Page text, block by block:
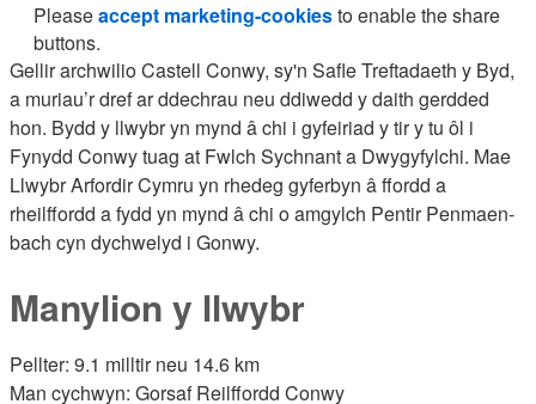
Pleaseaccept marketing-cookiesto enable the share
buttons.
Gellir archwilio Castell Conwy, sy'n Safle Treftadaeth y Byd,
a muriau’r dref ar ddechrau neu ddiwedd y daith gerdded
hon. Bydd y llwybr yn mynd â chi i gyfeiriad y tir y tu ôl i
Fynydd Conwy tuag at Fwlch Sychnant a Dwygyfylchi. Mae
Llwybr Arfordir Cymru yn rhedeg gyferbyn â ffordd a
rheilffordd a fydd yn mynd â chi o amgylch Pentir Penmaen-
bach cyn dychwelyd i Gonwy.
Manylion y llwybr
Pellter: 9.1 milltir neu 14.6 km
Man cychwyn: Gorsaf Reilffordd Conwy